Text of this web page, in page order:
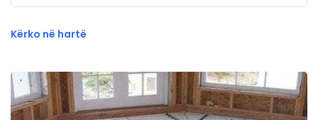
Kërko në hartë